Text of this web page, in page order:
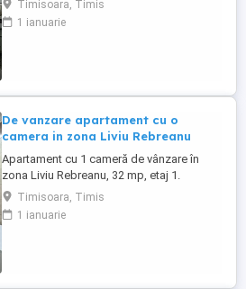
transport in comun. Apartamentul se vinde
ca in poze, vanzare imediata. Dispune de
Timisoara, Timis
1 ianuarie
De vanzare apartament cu o
camera in zona Liviu Rebreanu
Apartament cu 1 cameră de vânzare în
zona Liviu Rebreanu, 32 mp, etaj 1.
Locuința este amplasată într-un bloc
civilizat, cu acces rapid la punctele de
interes și rețeaua de transport, ideală
Timisoara, Timis
1 ianuarie